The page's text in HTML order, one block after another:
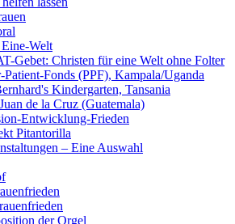
Eine-Welt
Gebet: Christen für eine Welt ohne Folter
Patient-Fonds (PPF), Kampala/Uganda
Kindergarten, Tansania
de la Cruz (Guatemala)
Entwicklung-Frieden
Pitantorilla
– Eine Auswahl
der Orgel